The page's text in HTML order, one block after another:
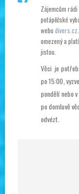
Zájemcům
potápěčské
webu divers.cz
omezený a
jistou.
Věci je
po 15:00,
pondělí nebo
po domluvě
odvézt.